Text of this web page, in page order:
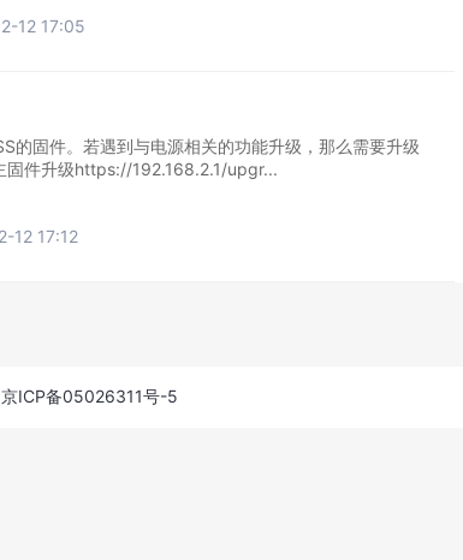
12 17:05
的固件。若遇到与电源相关的功能升级，那么需要升级
固件升级https://192.168.2.1/upgr...
12 17:12
京ICP备05026311号-5